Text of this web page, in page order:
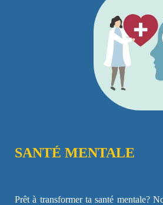
SANTÉ MENTALE
Prêt à transformer ta santé mentale?